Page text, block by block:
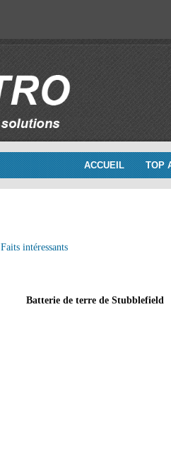
ACCUEIL TOP
Faits intéressants
Batterie de terre de Stubblefield